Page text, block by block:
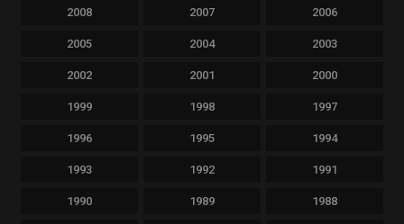
2008 2007 2006
2005 2004 2003
2002 2001 2000
1999 1998 1997
1996 1995 1994
1993 1992 1991
1990 1989 1988